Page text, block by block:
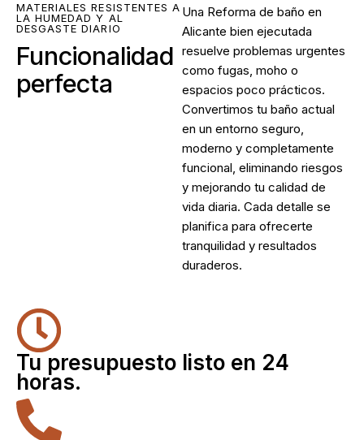
MATERIALES RESISTENTES A
LA HUMEDAD Y AL
DESGASTE DIARIO
Funcionalidad
perfecta
Una Reforma de baño en
Alicante bien ejecutada
resuelve problemas urgentes
como fugas, moho o
espacios poco prácticos.
Convertimos tu baño actual
en un entorno seguro,
moderno y completamente
funcional, eliminando riesgos
y mejorando tu calidad de
vida diaria. Cada detalle se
planifica para ofrecerte
tranquilidad y resultados
duraderos.
Tu presupuesto listo en 24
horas.